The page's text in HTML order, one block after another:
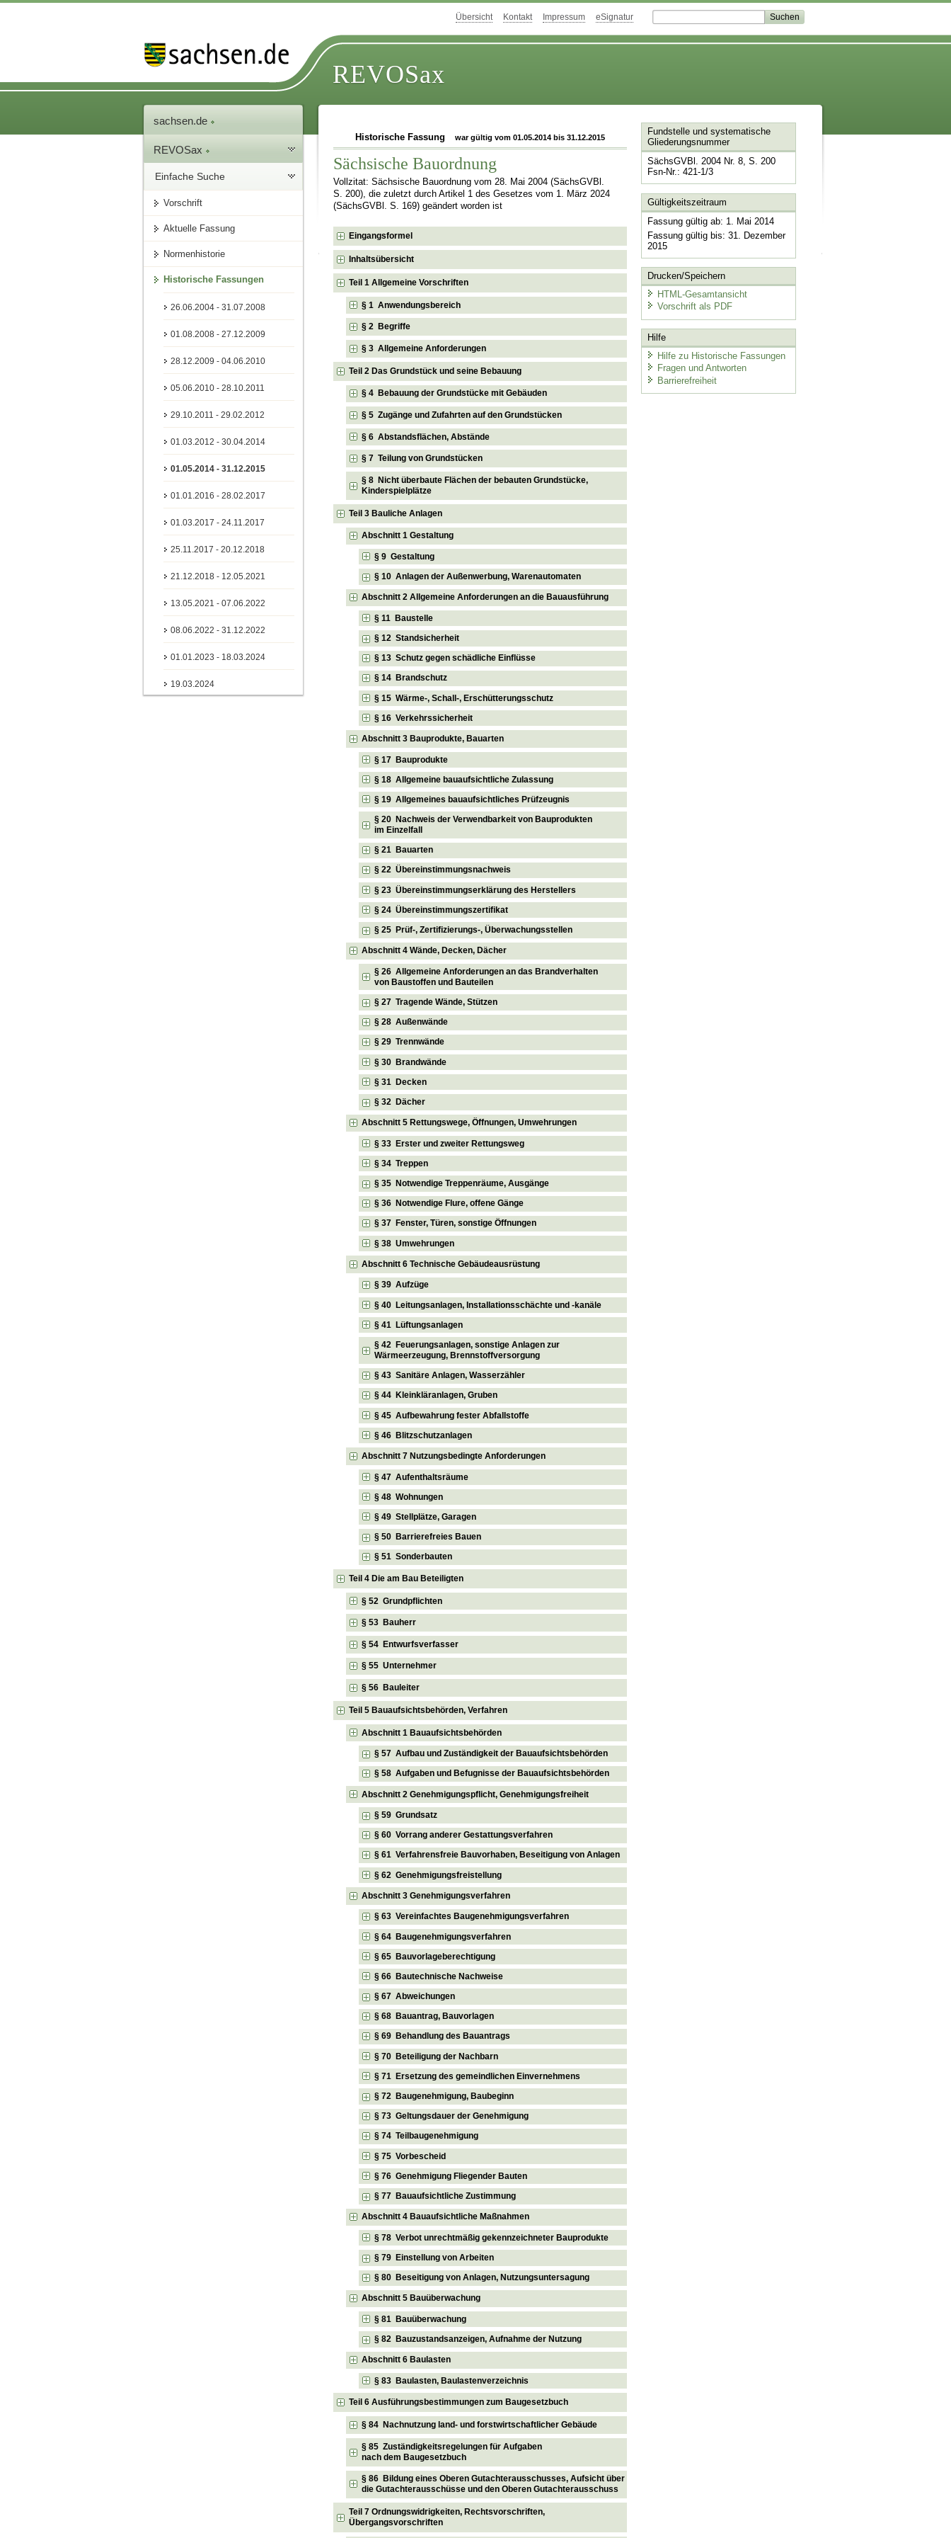
Übersicht Kontakt Impressum eSignatur
REVOSax
sachsen.de
REVOSax
Einfache Suche
Vorschrift
Aktuelle Fassung
Normenhistorie
Historische Fassungen
26.06.2004 - 31.07.2008
01.08.2008 - 27.12.2009
28.12.2009 - 04.06.2010
05.06.2010 - 28.10.2011
29.10.2011 - 29.02.2012
01.03.2012 - 30.04.2014
01.05.2014 - 31.12.2015
01.01.2016 - 28.02.2017
01.03.2017 - 24.11.2017
25.11.2017 - 20.12.2018
21.12.2018 - 12.05.2021
13.05.2021 - 07.06.2022
08.06.2022 - 31.12.2022
01.01.2023 - 18.03.2024
19.03.2024
Historische Fassung war gültig vom 01.05.2014 bis 31.12.2015
Sächsische Bauordnung
Vollzitat: Sächsische Bauordnung vom 28. Mai 2004 (SächsGVBl.
S. 200), die zuletzt durch Artikel 1 des Gesetzes vom 1. März 2024
(SächsGVBl. S. 169) geändert worden ist
Eingangsformel
Inhaltsübersicht
Teil 1 Allgemeine Vorschriften
§ 1 Anwendungsbereich
§ 2 Begriffe
§ 3 Allgemeine Anforderungen
Teil 2 Das Grundstück und seine Bebauung
§ 4 Bebauung der Grundstücke mit Gebäuden
§ 5 Zugänge und Zufahrten auf den Grundstücken
§ 6 Abstandsflächen, Abstände
§ 7 Teilung von Grundstücken
§ 8 Nicht überbaute Flächen der bebauten Grundstücke,
Kinderspielplätze
Teil 3 Bauliche Anlagen
Abschnitt 1 Gestaltung
§ 9 Gestaltung
§ 10 Anlagen der Außenwerbung, Warenautomaten
Abschnitt 2 Allgemeine Anforderungen an die Bauausführung
§ 11 Baustelle
§ 12 Standsicherheit
§ 13 Schutz gegen schädliche Einflüsse
§ 14 Brandschutz
§ 15 Wärme-, Schall-, Erschütterungsschutz
§ 16 Verkehrssicherheit
Abschnitt 3 Bauprodukte, Bauarten
§ 17 Bauprodukte
§ 18 Allgemeine bauaufsichtliche Zulassung
§ 19 Allgemeines bauaufsichtliches Prüfzeugnis
§ 20 Nachweis der Verwendbarkeit von Bauprodukten
im Einzelfall
§ 21 Bauarten
§ 22 Übereinstimmungsnachweis
§ 23 Übereinstimmungserklärung des Herstellers
§ 24 Übereinstimmungszertifikat
§ 25 Prüf-, Zertifizierungs-, Überwachungsstellen
Abschnitt 4 Wände, Decken, Dächer
§ 26 Allgemeine Anforderungen an das Brandverhalten
von Baustoffen und Bauteilen
§ 27 Tragende Wände, Stützen
§ 28 Außenwände
§ 29 Trennwände
§ 30 Brandwände
§ 31 Decken
§ 32 Dächer
Abschnitt 5 Rettungswege, Öffnungen, Umwehrungen
§ 33 Erster und zweiter Rettungsweg
§ 34 Treppen
§ 35 Notwendige Treppenräume, Ausgänge
§ 36 Notwendige Flure, offene Gänge
§ 37 Fenster, Türen, sonstige Öffnungen
§ 38 Umwehrungen
Abschnitt 6 Technische Gebäudeausrüstung
§ 39 Aufzüge
§ 40 Leitungsanlagen, Installationsschächte und -kanäle
§ 41 Lüftungsanlagen
§ 42 Feuerungsanlagen, sonstige Anlagen zur
Wärmeerzeugung, Brennstoffversorgung
§ 43 Sanitäre Anlagen, Wasserzähler
§ 44 Kleinkläranlagen, Gruben
§ 45 Aufbewahrung fester Abfallstoffe
§ 46 Blitzschutzanlagen
Abschnitt 7 Nutzungsbedingte Anforderungen
§ 47 Aufenthaltsräume
§ 48 Wohnungen
§ 49 Stellplätze, Garagen
§ 50 Barrierefreies Bauen
§ 51 Sonderbauten
Teil 4 Die am Bau Beteiligten
§ 52 Grundpflichten
§ 53 Bauherr
§ 54 Entwurfsverfasser
§ 55 Unternehmer
§ 56 Bauleiter
Teil 5 Bauaufsichtsbehörden, Verfahren
Abschnitt 1 Bauaufsichtsbehörden
§ 57 Aufbau und Zuständigkeit der Bauaufsichtsbehörden
§ 58 Aufgaben und Befugnisse der Bauaufsichtsbehörden
Abschnitt 2 Genehmigungspflicht, Genehmigungsfreiheit
§ 59 Grundsatz
§ 60 Vorrang anderer Gestattungsverfahren
§ 61 Verfahrensfreie Bauvorhaben, Beseitigung von Anlagen
§ 62 Genehmigungsfreistellung
Abschnitt 3 Genehmigungsverfahren
§ 63 Vereinfachtes Baugenehmigungsverfahren
§ 64 Baugenehmigungsverfahren
§ 65 Bauvorlageberechtigung
§ 66 Bautechnische Nachweise
§ 67 Abweichungen
§ 68 Bauantrag, Bauvorlagen
§ 69 Behandlung des Bauantrags
§ 70 Beteiligung der Nachbarn
§ 71 Ersetzung des gemeindlichen Einvernehmens
§ 72 Baugenehmigung, Baubeginn
§ 73 Geltungsdauer der Genehmigung
§ 74 Teilbaugenehmigung
§ 75 Vorbescheid
§ 76 Genehmigung Fliegender Bauten
§ 77 Bauaufsichtliche Zustimmung
Abschnitt 4 Bauaufsichtliche Maßnahmen
§ 78 Verbot unrechtmäßig gekennzeichneter Bauprodukte
§ 79 Einstellung von Arbeiten
§ 80 Beseitigung von Anlagen, Nutzungsuntersagung
Abschnitt 5 Bauüberwachung
§ 81 Bauüberwachung
§ 82 Bauzustandsanzeigen, Aufnahme der Nutzung
Abschnitt 6 Baulasten
§ 83 Baulasten, Baulastenverzeichnis
Teil 6 Ausführungsbestimmungen zum Baugesetzbuch
§ 84 Nachnutzung land- und forstwirtschaftlicher Gebäude
§ 85 Zuständigkeitsregelungen für Aufgaben
nach dem Baugesetzbuch
§ 86 Bildung eines Oberen Gutachterausschusses, Aufsicht über
die Gutachterausschüsse und den Oberen Gutachterausschuss
Teil 7 Ordnungswidrigkeiten, Rechtsvorschriften,
Übergangsvorschriften
Fundstelle und systematische
Gliederungsnummer
SächsGVBl. 2004 Nr. 8, S. 200
Fsn-Nr.: 421-1/3
Gültigkeitszeitraum
Fassung gültig ab: 1. Mai 2014
Fassung gültig bis: 31. Dezember
2015
Drucken/Speichern
HTML-Gesamtansicht
Vorschrift als PDF
Hilfe
Hilfe zu Historische Fassungen
Fragen und Antworten
Barrierefreiheit